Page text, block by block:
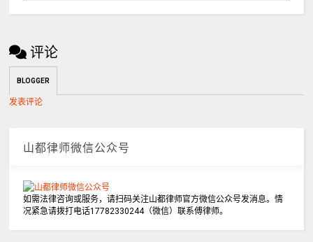
评论
BLOGGER
发表评论
山都律师微信公众号
如需法律咨询或服务，请扫码关注山都律师官方微信公众号发消息。情
况紧急请拨打电话17782330244（微信）联系傅律师。